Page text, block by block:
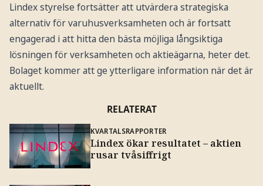
Lindex styrelse fortsätter att utvärdera strategiska
alternativ för varuhusverksamheten och är fortsatt
engagerad i att hitta den bästa möjliga långsiktiga
lösningen för verksamheten och aktieägarna, heter det.
Bolaget kommer att ge ytterligare information när det är
aktuellt.
RELATERAT
KVARTALSRAPPORTER
Lindex ökar resultatet – aktien
rusar tvåsiffrigt